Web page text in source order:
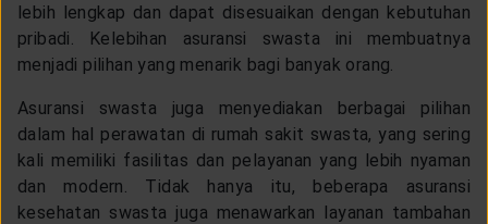
lebih lengkap dan dapat disesuaikan dengan kebutuhan
pribadi. Kelebihan asuransi swasta ini membuatnya
menjadi pilihan yang menarik bagi banyak orang.
Asuransi swasta juga menyediakan berbagai pilihan
dalam hal perawatan di rumah sakit swasta, yang sering
kali memiliki fasilitas dan pelayanan yang lebih nyaman
dan modern. Tidak hanya itu, beberapa asuransi
kesehatan swasta juga menawarkan layanan tambahan